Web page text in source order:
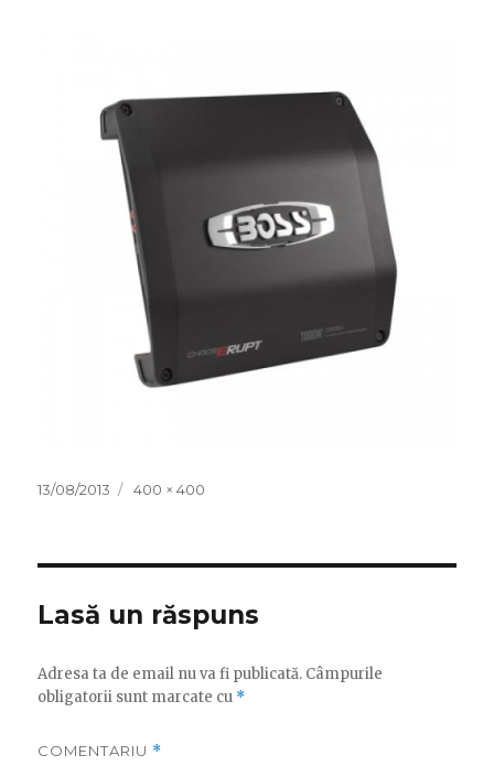
Publicat
13/08/2013
Dimensiune
400 × 400
Lasă un răspuns
Adresa ta de email nu va fi publicată. Câmpurile
obligatorii sunt marcate cu *
COMENTARIU *